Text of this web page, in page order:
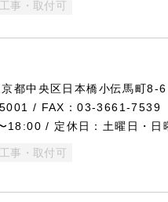
工事・取付可
都中央区日本橋小伝馬町8-6
/ FAX：03-3661-7539
18:00 / 定休日：土曜日・日
工事・取付可